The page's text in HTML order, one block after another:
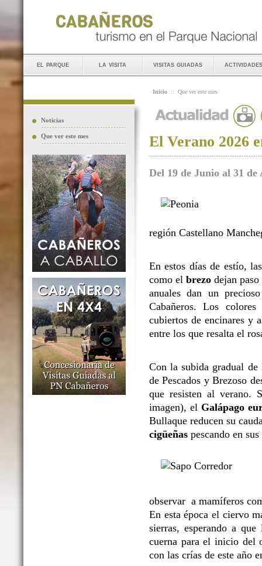
el parque la visita visitas guiadas actividades
Noticias
Que ver este mes
Inicio :: Que ver este mes
El Verano 2026
Del 19 de Junio al 31 de
región Castellano
En estos días de estío,
como elbrezodejan
anuales dan un
Cabañeros. Los
cubiertos de encinares y
entre los que resalta el
Con la subida gradual de
de Pescados y Brezoso
que resisten al verano.
imagen), el Galápago
Bullaque reducen su
cigüeñas pescando en
observar a mamíferos
En esta época el ciervo
sierras, esperando a
cuerna para el inicio del
con las crías de este año